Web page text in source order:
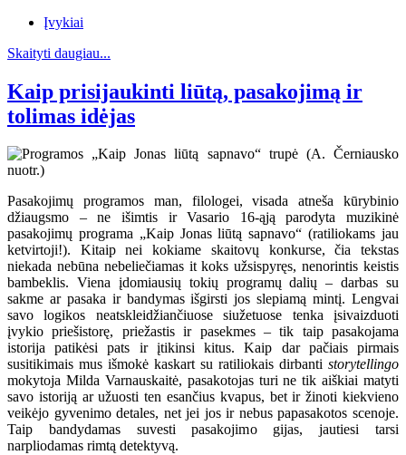
Įvykiai
Skaityti daugiau...
Kaip prisijaukinti liūtą, pasakojimą ir
tolimas idėjas
Pasakojimų programos man, filologei, visada atneša kūrybinio
džiaugsmo – ne išimtis ir Vasario 16-ąją parodyta muzikinė
pasakojimų programa „Kaip Jonas liūtą sapnavo“ (ratiliokams jau
ketvirtoji!). Kitaip nei kokiame skaitovų konkurse, čia tekstas
niekada nebūna nebeliečiamas it koks užsispyręs, nenorintis keistis
bambeklis. Viena įdomiausių tokių programų dalių – darbas su
sakme ar pasaka ir bandymas išgirsti jos slepiamą mintį. Lengvai
savo logikos neatskleidžiančiuose siužetuose tenka įsivaizduoti
įvykio priešistorę, priežastis ir pasekmes – tik taip pasakojama
istorija patikėsi pats ir įtikinsi kitus. Kaip dar pačiais pirmais
susitikimais mus išmokė kaskart su ratiliokais dirbanti storytellingo
mokytoja Milda Varnauskaitė, pasakotojas turi ne tik aiškiai matyti
savo istoriją ar užuosti ten esančius kvapus, bet ir žinoti kiekvieno
veikėjo gyvenimo detales, net jei jos ir nebus papasakotos scenoje.
Taip bandydamas suvesti pasakojimo gijas, jautiesi tarsi
narpliodamas rimtą detektyvą.